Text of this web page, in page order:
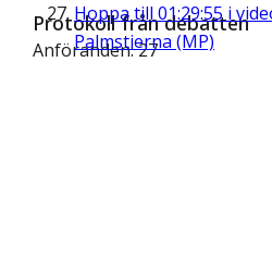
Hoppa till 01:29:55 i
Palmstierna (MP)
Protokoll från debatten
Anföranden: 27